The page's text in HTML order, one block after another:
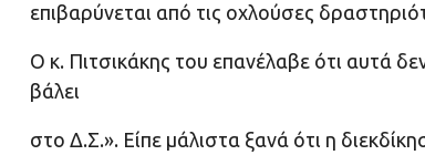
επιβαρύνεται από τις οχλούσες
Ο κ. Πιτσικάκης του επανέλαβε ότι αυτά
βάλει
στο Δ.Σ.». Είπε μάλιστα ξανά ότι η